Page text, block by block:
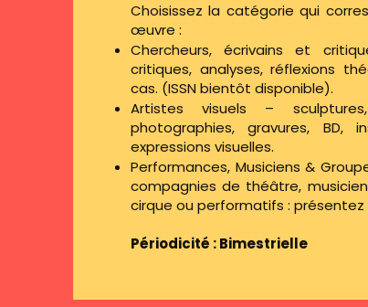
Choisissez la catégorie qui
œuvre :
Chercheurs, écrivains et
critiques, analyses, réflexions
cas. (ISSN bientôt disponible).
Artistes visuels –
photographies, gravures, BD,
expressions visuelles.
Performances, Musiciens &
compagnies de théâtre,
cirque ou performatifs :
Périodicité : Bimestrielle